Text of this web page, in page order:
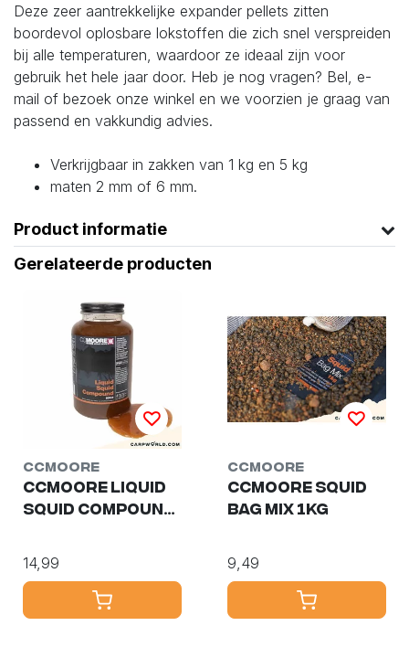
Deze zeer aantrekkelijke expander pellets zitten
boordevol oplosbare lokstoffen die zich snel verspreiden
bij alle temperaturen, waardoor ze ideaal zijn voor
gebruik het hele jaar door. Heb je nog vragen? Bel, e-
mail of bezoek onze winkel en we voorzien je graag van
passend en vakkundig advies.
Verkrijgbaar in zakken van 1 kg en 5 kg
maten 2 mm of 6 mm.
Product informatie
Gerelateerde producten
CCMoore
CCMoore Liquid
Squid Compound
14,99
CCMoore
CCMoore Squid
Bag Mix 1kg
9,49